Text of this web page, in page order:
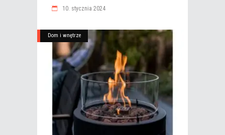
10. stycznia 2024
Dom i wnętrze